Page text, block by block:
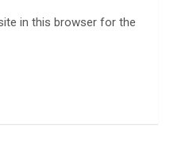
in this browser for the